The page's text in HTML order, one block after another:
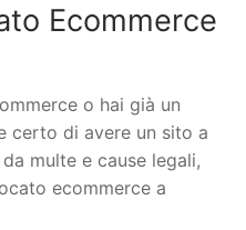
Ecommerce
o hai già un
certo di avere un sito a
multe e cause legali,
ecommerce a